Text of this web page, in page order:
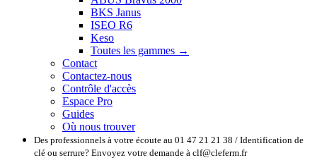
BKS Janus
ISEO R6
Keso
Toutes les gammes →
Contact
Contactez-nous
Contrôle d'accès
Espace Pro
Guides
Où nous trouver
Des professionnels à votre écoute au 01 47 21 21 38 / Identification de
clé ou serrure? Envoyez votre demande à clf@cleferm.fr